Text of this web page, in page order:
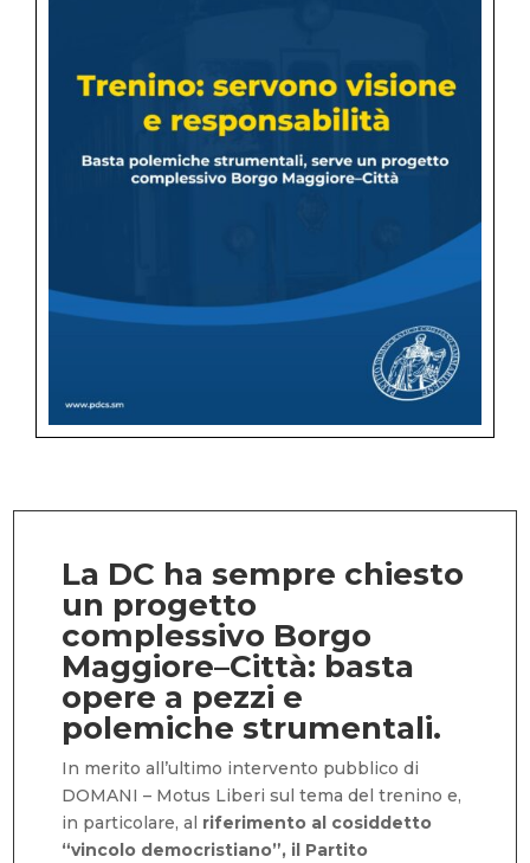
La DC ha sempre chiesto
un progetto
complessivo Borgo
Maggiore–Città: basta
opere a pezzi e
polemiche strumentali.
In merito all’ultimo intervento pubblico di
DOMANI – Motus Liberi sul tema del trenino e,
in particolare, al riferimento al cosiddetto
“vincolo democristiano”, il Partito